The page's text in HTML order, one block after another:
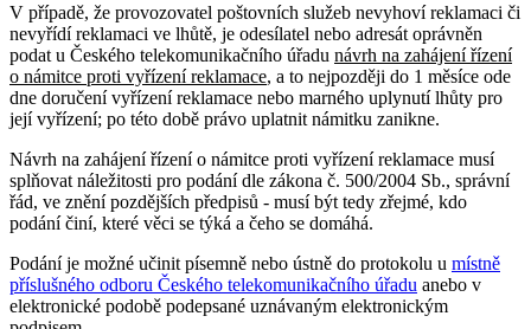
V případě, že provozovatel poštovních služeb nevyhoví reklamaci či
nevyřídí reklamaci ve lhůtě, je odesílatel nebo adresát oprávněn
podat u Českého telekomunikačního úřadu návrh na zahájení řízení
o námitce proti vyřízení reklamace, a to nejpozději do 1 měsíce ode
dne doručení vyřízení reklamace nebo marného uplynutí lhůty pro
její vyřízení; po této době právo uplatnit námitku zanikne.
Návrh na zahájení řízení o námitce proti vyřízení reklamace musí
splňovat náležitosti pro podání dle zákona č. 500/2004 Sb., správní
řád, ve znění pozdějších předpisů - musí být tedy zřejmé, kdo
podání činí, které věci se týká a čeho se domáhá.
Podání je možné učinit písemně nebo ústně do protokolu u místně
příslušného odboru Českého telekomunikačního úřadu anebo v
elektronické podobě podepsané uznávaným elektronickým